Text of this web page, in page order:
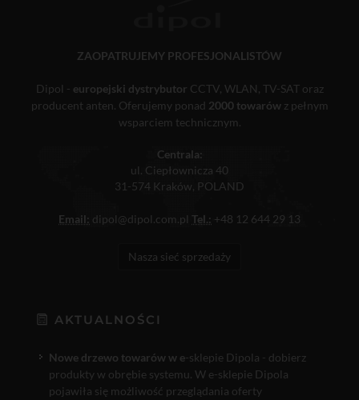
ZAOPATRUJEMY PROFESJONALISTÓW
Dipol - europejski dystrybutor CCTV, WLAN, TV-SAT oraz
producent anten. Oferujemy ponad 2000 towarówz pełnym
wsparciem technicznym.
Centrala:
ul. Ciepłownicza 40
31-574 Kraków, POLAND
Email: dipol@dipol.com.pl Tel.: +48 12 644 29 13
Nasza sieć sprzedaży
AKTUALNOŚCI
Nowe drzewo towarów w e-sklepie Dipola - dobierz
produkty w obrębie systemu. W e-sklepie Dipola
pojawiła się możliwość przeglądania oferty